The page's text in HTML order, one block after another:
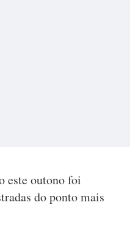
este outono foi
do ponto mais